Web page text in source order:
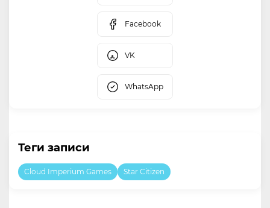
Facebook
VK
WhatsApp
Теги записи
Cloud Imperium Games Star Citizen